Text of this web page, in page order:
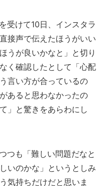
受けて10日、インスタラ
接声で伝えたほうがいい
うが良いかなと」と切り
く確認したとして「心配
言い方が合っているの
あると思わなかったの
」と驚きをあらわにし
つも「難しい問題だなと
いのかな」というとしみ
気持ちだけだと思いま